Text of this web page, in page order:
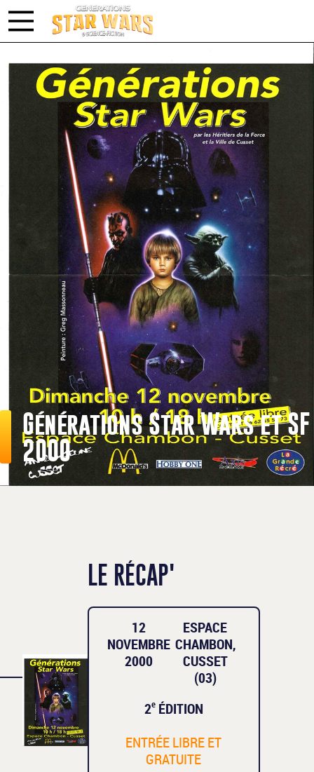
Générations Star Wars et SF
2000
LE RÉCAP'
12
NOVEMBRE
2000
ESPACE
CHAMBON,
CUSSET
(03)
2eÉDITION
ENTRÉE LIBRE ET
GRATUITE